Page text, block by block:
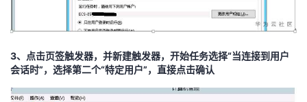
我
的
我
的
技
我
的
3、
点击页签触发器，并新建触发器，开始任务选择“当连接到用户
会话时”，选择第二个“特定用户”，直接点击确认